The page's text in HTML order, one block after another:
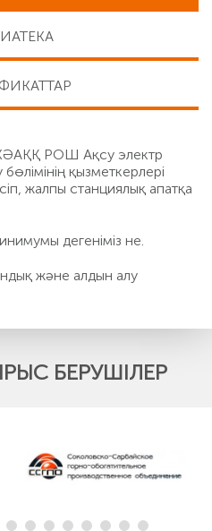
РОШ Ақсу электр
қызметкерлері
жалпы станциялық апатқа
дегеніміз не.
және алдын алу
БЕРУШІЛЕР